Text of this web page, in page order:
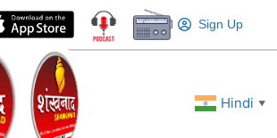
Sign Up
Hindi ▼